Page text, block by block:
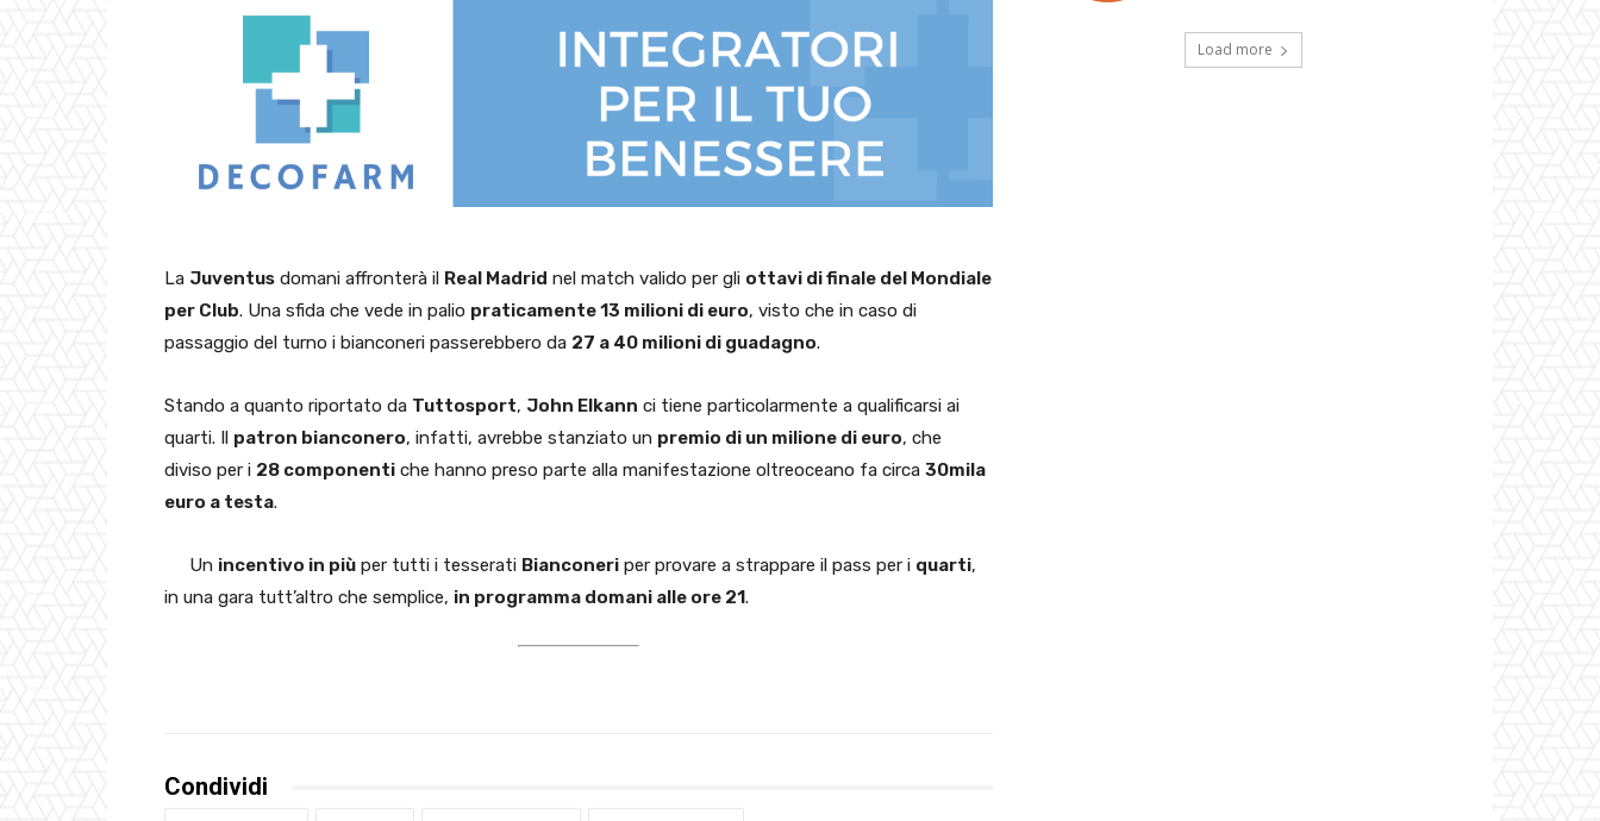
La Juventus domani affronterà il Real Madrid nel match valido per gli ottavi di finale del Mondiale
per Club. Una sfida che vede in palio praticamente 13 milioni di euro, visto che in caso di
passaggio del turno i bianconeri passerebbero da 27 a 40 milioni di guadagno.
Stando a quanto riportato da Tuttosport, John Elkann ci tiene particolarmente a qualificarsi ai
quarti. Il patron bianconero, infatti, avrebbe stanziato un premio di un milione di euro, che
diviso per i 28 componenti che hanno preso parte alla manifestazione oltreoceano fa circa 30mila
euro a testa.
Un incentivo in più per tutti i tesserati Bianconeri per provare a strappare il pass per i quarti,
in una gara tutt’altro che semplice, in programma domani alle ore 21.
Condividi
Load more